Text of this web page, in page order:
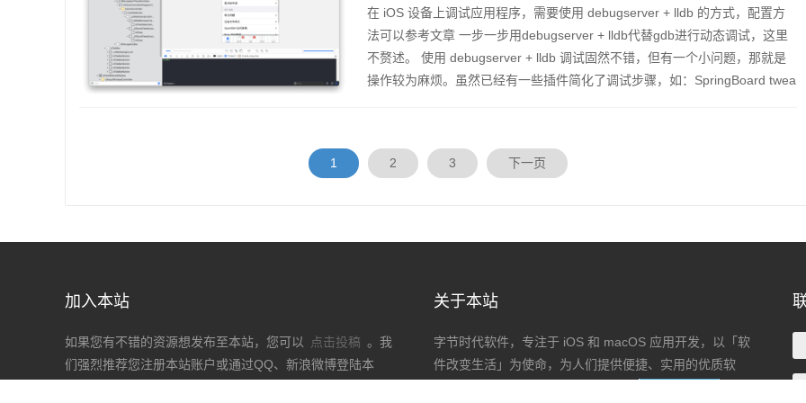
在 iOS 设备上调试应用程序，需要使用 debugserver + lldb 的方式，配置方
法可以参考文章 一步一步用debugserver + lldb代替gdb进行动态调试，这里
不赘述。 使用 debugserver + lldb 调试固然不错，但有一个小问题，那就是
操作较为麻烦。虽然已经有一些插件简化了调试步骤，如：SpringBoard twea
1 2 3 下一页
加入本站
如果您有不错的资源想发布至本站，您可以 点击投稿 。我
们强烈推荐您注册本站账户或通过QQ、新浪微博登陆本
关于本站
字节时代软件，专注于 iOS 和 macOS 应用开发，以「软
件改变生活」为使命，为人们提供便捷、实用的优质软